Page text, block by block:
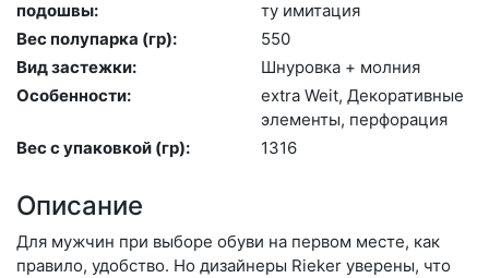
подошвы:
ту ими­тация
Вес полупарка (гр):
550
Вид застежки:
Шну­ров­ка + мол­ния
Особенности:
ext­ra We­it, Де­кора­тив­ные
эле­мен­ты, пер­фо­рация
Вес с упаковкой (гр):
1316
Описание
Для мужчин при выборе обуви на первом месте, как
правило, удобство. Но дизайнеры Rieker уверены, что